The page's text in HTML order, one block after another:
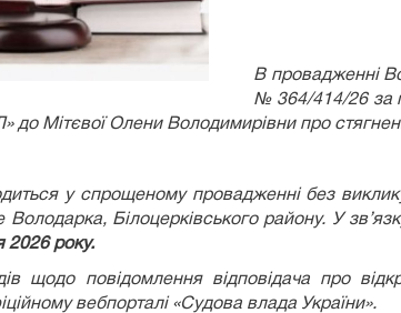
В провадженні
№ 364/414/26 за
Мітєвої Олени Володимирівни про
у спрощеному провадженні без
Білоцерківського району. У
2026 року.
щодо повідомлення відповідача про
вебпорталі «Судова влада України».